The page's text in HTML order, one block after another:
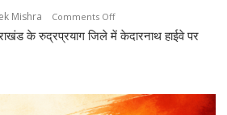
Mishra Comments Offon
रुद्रप्रयाग
पर
के रुद्रप्रयाग जिले में केदारनाथ हाईवे पर